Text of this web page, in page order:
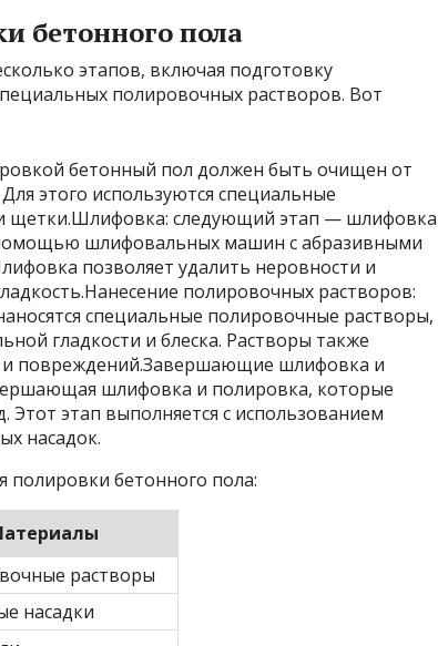
бетонного пола
этапов, включая подготовку
полировочных растворов. Вот
бетонный пол должен быть очищен от
этого используются специальные
щетки.Шлифовка: следующий этап — шлифовка
шлифовальных машин с абразивными
позволяет удалить неровности и
полировочных растворов:
специальные полировочные растворы,
гладкости и блеска. Растворы также
повреждений.Завершающие шлифовка и
шлифовка и полировка, которые
этап выполняется с использованием
насадок.
бетонного пола:
растворы
насадки